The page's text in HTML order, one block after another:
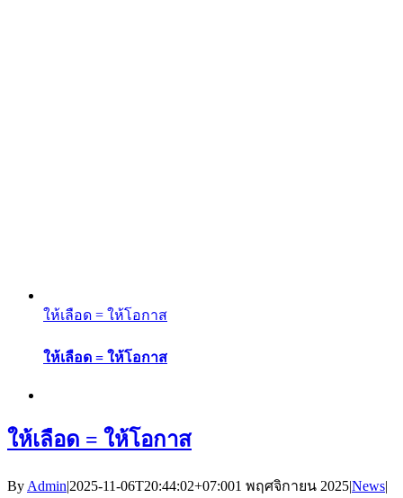
ให้เลือด = ให้โอกาส
ให้เลือด = ให้โอกาส
ให้เลือด = ให้โอกาส
By Admin|2025-11-06T20:44:02+07:001 พฤศจิกายน 2025|News|